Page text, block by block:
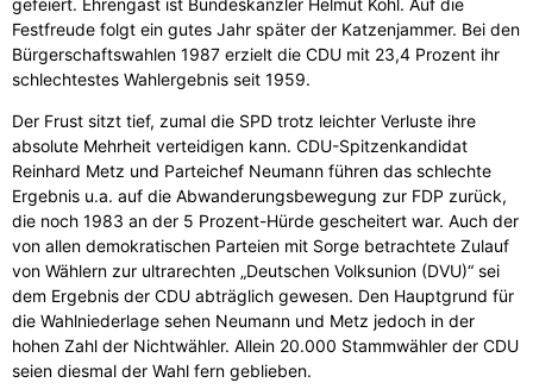
Festfreude folgt ein gutes Jahr später der Katzenjammer. Bei den
Bürgerschaftswahlen 1987 erzielt die CDU mit 23,4 Prozent ihr
schlechtestes Wahlergebnis seit 1959.
Der Frust sitzt tief, zumal die SPD trotz leichter Verluste ihre
absolute Mehrheit verteidigen kann. CDU-Spitzenkandidat
Reinhard Metz und Parteichef Neumann führen das schlechte
Ergebnis u.a. auf die Abwanderungsbewegung zur FDP zurück,
die noch 1983 an der 5 Prozent-Hürde gescheitert war. Auch der
von allen demokratischen Parteien mit Sorge betrachtete Zulauf
von Wählern zur ultrarechten „Deutschen Volksunion (DVU)“ sei
dem Ergebnis der CDU abträglich gewesen. Den Hauptgrund für
die Wahlniederlage sehen Neumann und Metz jedoch in der
hohen Zahl der Nichtwähler. Allein 20.000 Stammwähler der CDU
seien diesmal der Wahl fern geblieben.